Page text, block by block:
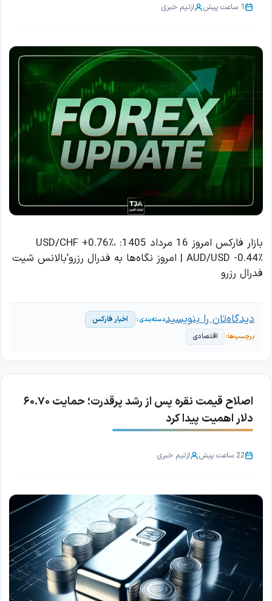
1 ساعت پیش ازتیم خبری
بازار فارکس امروز 16 مرداد 1405: USD/CHF +0.76٪،
AUD/USD -0.44٪ | امروز نگاه‌ها به فدرال رزرو’بالانس شیت
فدرال رزرو
اخبار فارکس
اقتصادی
دیدگاه‌تان را بنویسید
اصلاح قیمت نقره پس از رشد پرقدرت؛ حمایت ۶۰.۷۰
دلار اهمیت پیدا کرد
22 ساعت پیش ازتیم خبری